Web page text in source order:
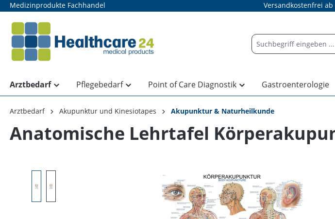
Zur Hauptnavigation springen
Medizinprodukte Fachhandel Versandkostenfrei ab
Arztbedarf Pflegebedarf Point of Care Diagnostik Gastroenterologie
Arztbedarf Akupunktur und Kinesiotapes Akupunktur & Naturheilkunde
Anatomische Lehrtafel